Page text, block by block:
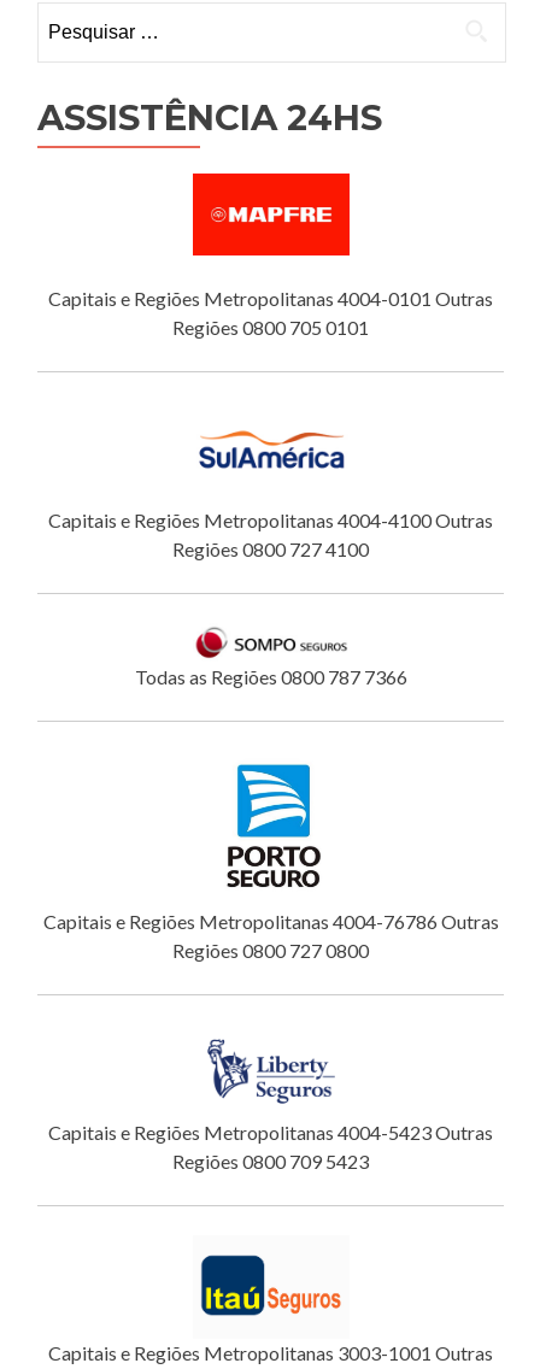
por:
ASSISTÊNCIA 24HS
Capitais e Regiões Metropolitanas 4004-0101 Outras
Regiões 0800 705 0101
Capitais e Regiões Metropolitanas 4004-4100 Outras
Regiões 0800 727 4100
Todas as Regiões 0800 787 7366
Capitais e Regiões Metropolitanas 4004-76786 Outras
Regiões 0800 727 0800
Capitais e Regiões Metropolitanas 4004-5423 Outras
Regiões 0800 709 5423
Capitais e Regiões Metropolitanas 3003-1001 Outras